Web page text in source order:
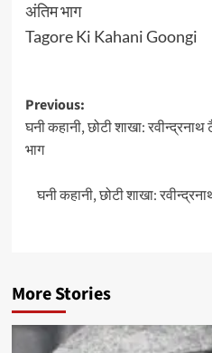
अंतिम भाग
Tagore Ki Kahani Goongi
Post
navigation
Previous:
घनी कहानी, छोटी शाखा:
भाग
घनी कहानी, छोटी शाखा:
More Stories